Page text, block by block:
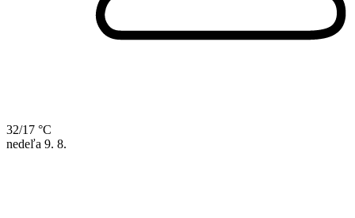
32/17 °C
nedeľa 9. 8.